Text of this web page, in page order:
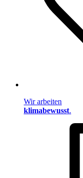
Wir arbeiten
klimabewusst.